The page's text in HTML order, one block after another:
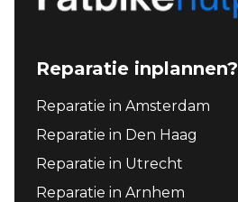
Reparatie inplannen?
Reparatie in Amsterdam
Reparatie in Den Haag
Reparatie in Utrecht
Reparatie in Arnhem